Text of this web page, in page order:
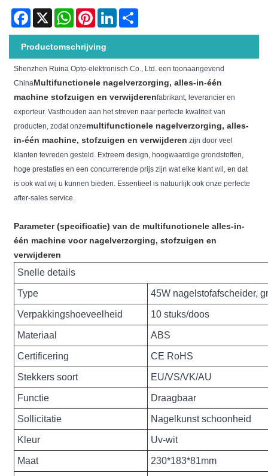
Facebook
X WhatsAppPinterestLinkedIn
Productomschrijving
Shenzhen Ruina Opto-elektronisch Co., Ltd. een toonaangevend
ChinaMultifunctionele nagelverzorging, alles-in-één
machine stofzuigen en verwijderenfabrikant, leverancier en
exporteur. Vasthouden aan het streven naar perfecte kwaliteit van
producten, zodat onzemultifunctionele nagelverzorging, alles-
in-één machine, stofzuigen en verwijderen zijn door veel
klanten tevreden gesteld. Extreem design, hoogwaardige grondstoffen,
hoge prestaties en een concurrerende prijs zijn wat elke klant wil, en dat
is ook wat wij u kunnen bieden. Essentieel is natuurlijk ook onze perfecte
after-sales service.
Parameter (specificatie) van de multifunctionele alles-in-
één machine voor nagelverzorging, stofzuigen en
verwijderen
Snelle details
Type 45W nagelstofafscheider,
Verpakkingshoeveelheid 10 stuks/doos
Materiaal ABS
Certificering CE RoHS
Stekkers soort EU/VS/VK/AU
Functie Draagbaar
Sollicitatie Nagelkunst schoonheid
Kleur Uv-wit
Maat 230*183*81mm